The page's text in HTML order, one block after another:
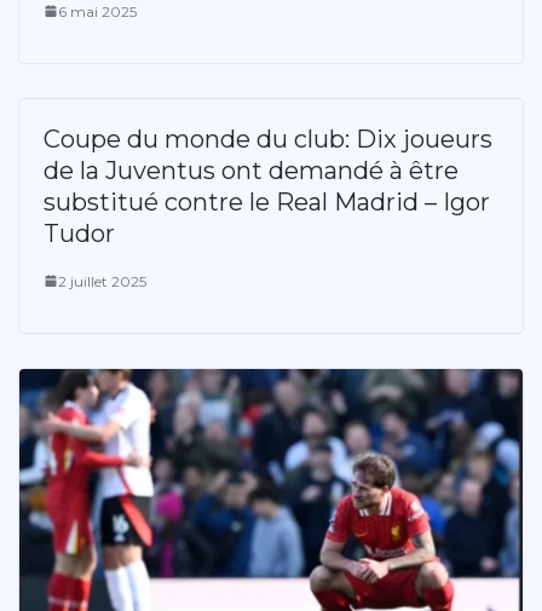
6 mai 2025
Coupe du monde du club: Dix joueurs
de la Juventus ont demandé à être
substitué contre le Real Madrid – Igor
Tudor
2 juillet 2025